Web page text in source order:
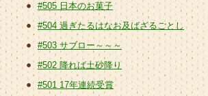
#505 日本のお菓子
#504 過ぎたるはなお及ばざるごとし
#503 サブロー～～～
#502 降れば土砂降り
#501 17年連続受賞